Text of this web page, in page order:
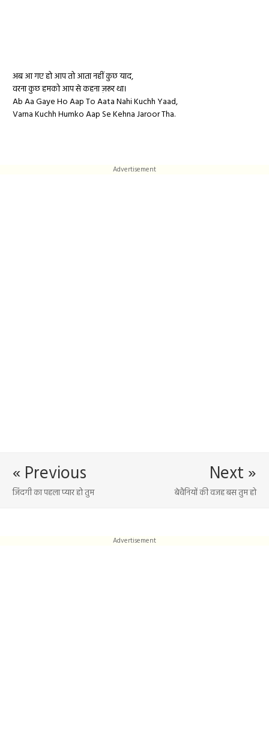
अब आ गए हो आप तो आता नहीं कुछ याद,
वरना कुछ हमको आप से कहना ज़रूर था।
Ab Aa Gaye Ho Aap To Aata Nahi Kuchh Yaad,
Varna Kuchh Humko Aap Se Kehna Jaroor Tha.
Advertisement
Next »
बेचैनियों की वजह बस तुम हो
« Previous
जिंदगी का पहला प्यार हो तुम
Advertisement